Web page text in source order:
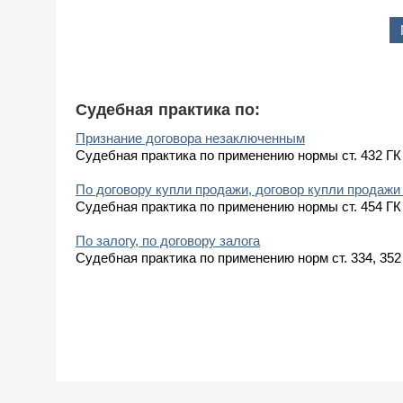
Судебная практика по:
Признание договора незаключенным
Судебная практика по применению нормы ст. 432
По договору купли продажи, договор купли
Судебная практика по применению нормы ст. 454
По залогу, по договору залога
Судебная практика по применению норм ст. 334,